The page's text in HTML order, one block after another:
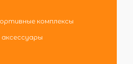
комплексы